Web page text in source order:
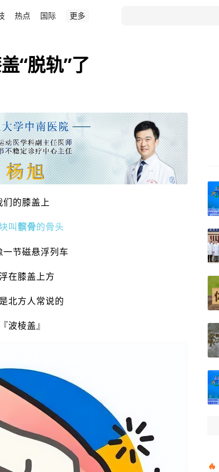
热点 国际 更多
“脱轨”了
们的膝盖上
叫髌骨的骨头
一节磁悬浮列车
在膝盖上方
北方人常说的
波棱盖』